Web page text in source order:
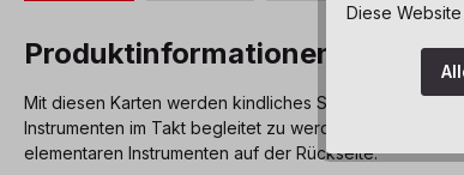
Produktinformationen
Mit diesen Karten werden kindliches Sprachgefühl
Instrumenten im Takt begleitet zu werden. Ganz
elementaren Instrumenten auf der Rückseite.
Diese